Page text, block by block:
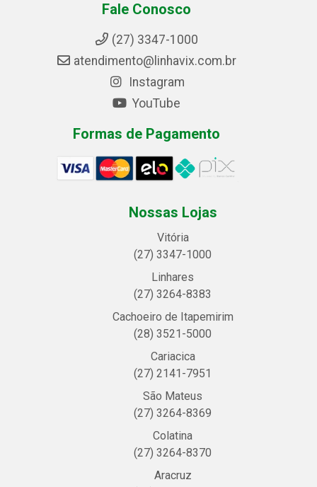
Fale Conosco
(27) 3347-1000
atendimento@linhavix.com.br
Instagram
YouTube
Formas de Pagamento
Nossas Lojas
Vitória
(27) 3347-1000
Linhares
(27) 3264-8383
Cachoeiro de Itapemirim
(28) 3521-5000
Cariacica
(27) 2141-7951
São Mateus
(27) 3264-8369
Colatina
(27) 3264-8370
Aracruz